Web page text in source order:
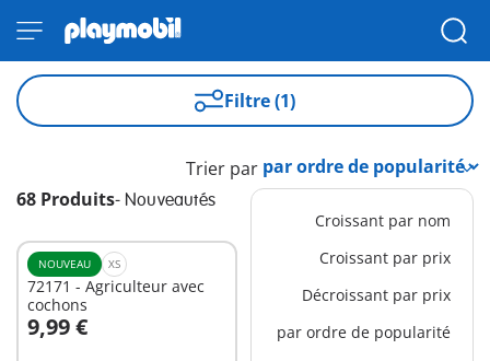
Filtre (1)
68 Produits- Nouveautés
Trier par
Croissant par nom
Croissant par prix
Décroissant par prix
par ordre de popularité
NOUVEAU XS
72171 - Agriculteur avec
cochons
9,99 €
Au panier
NOUVEAU XS
72093 - WWE® John Cena
7,99 €
Au panier